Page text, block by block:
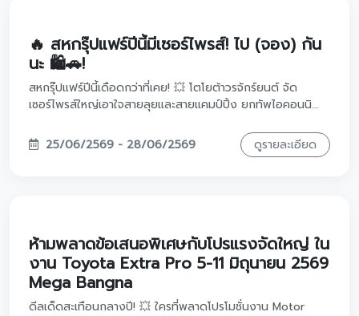
🔥 สหกรุ๊ปแฟร์ปีนี้มีเซอร์ไพรส์! ไป (จอง) กัน
นะ 🛍️🚗!
สหกรุ๊ปแฟร์ปีนี้เดือดกว่าที่เคย! 💥 โตโยต้าวรจักร์ยนต์ จัด
เซอร์ไพรส์ใหญ่เอาใจสายลุยและสายแคมป์ปิ้ง ยกทัพไอคอนนิ
คุณสัมผัสแบบใกล้ชิดในงาน สหกรุ๊ปแฟร์&เฟส ครั้งที่ 30 พ่วง
ด้วยข้อเสนอสุดพิเศษที่จัดหนักจัดเต็มไม่แพ้งาน Motor Show!
เลยครับ! 👇🚗
25/06/2569 - 28/06/2569 ดูรายละเอียด
ห้ามพลาดข้อเสนอพิเศษกับโปรแรงจัดใหญ่ ใน
งาน Toyota Extra Pro 5-11 มิถุนายน 2569
Mega Bangna
ดีลเด็ดสะเทือนกลางปี! 💥 ใครที่พลาดโปรโมชั่นงาน Motor